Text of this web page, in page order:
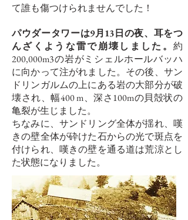
て誰も傷つけられませんでした！
パウダータワーは9月13日の夜、耳をつ
んざくような雷で崩壊しました。 約
200,000m3の岩がミシェルホールバッハ
に向かって注がれました。その後、サン
ドリンガルムの上にある岩の大部分が破
壊され、幅400 m、深さ100mの貝殻状の
亀裂が生じました。
ちなみに、サンドリング全体が揺れ、嘆
きの壁全体が砕けた石からの光で斑点を
付けられ、嘆きの壁を通る道は荒涼とし
た状態になりました。
災害後のアルム：